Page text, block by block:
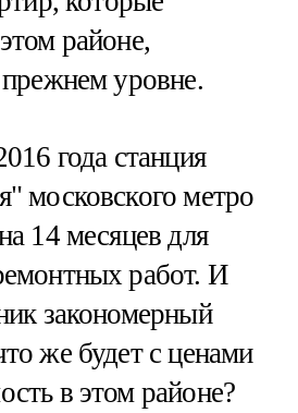
районе,
прежнем уровне.
года станция
московского метро
14 месяцев для
работ. И
закономерный
же будет с ценами
в этом районе?